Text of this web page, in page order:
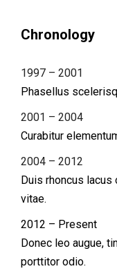
Chronology
1997 – 2001
Phasellus
2001 – 2004
Curabitur
2004 – 2012
Duis rhoncus
vitae.
2012 – Present
Donec leo augue,
porttitor odio.